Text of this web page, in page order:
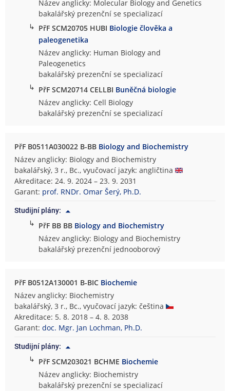
Název anglicky: Molecular Biology and Genetics
bakalářský prezenční se specializací
↳ PřF SCM20705 HUBI Biologie člověka a
paleogenetika
Název anglicky: Human Biology and
Paleogenetics
bakalářský prezenční se specializací
↳ PřF SCM20714 CELLBI Buněčná biologie
Název anglicky: Cell Biology
bakalářský prezenční se specializací
PřF B0511A030022 B-BB Biology and Biochemistry
Název anglicky: Biology and Biochemistry
bakalářský, 3 r., Bc., vyučovací jazyk: angličtina
Akreditace: 24. 9. 2024 – 23. 9. 2031
Garant: prof. RNDr. Omar Šerý, Ph.D.
Studijní plány:
↳ PřF BB BB Biology and Biochemistry
Název anglicky: Biology and Biochemistry
bakalářský prezenční jednooborový
PřF B0512A130001 B-BIC Biochemie
Název anglicky: Biochemistry
bakalářský, 3 r., Bc., vyučovací jazyk: čeština
Akreditace: 5. 8. 2018 – 4. 8. 2038
Garant:doc. Mgr. Jan Lochman, Ph.D.
Studijní plány:
↳ PřF SCM203021 BCHME Biochemie
Název anglicky: Biochemistry
bakalářský prezenční se specializací